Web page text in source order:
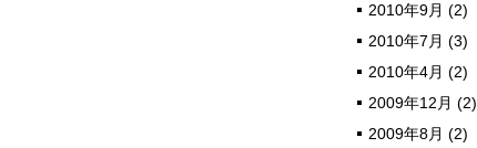
2010年9月 (2)
2010年7月 (3)
2010年4月 (2)
2009年12月 (2)
2009年8月 (2)